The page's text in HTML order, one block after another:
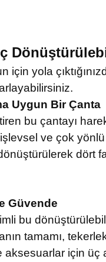
için yola
Uygun Bir Çanta
bu çantayı
işlevsel ve çok
dört
Güvende
bu
tamamı,
aksesuarlar için üç